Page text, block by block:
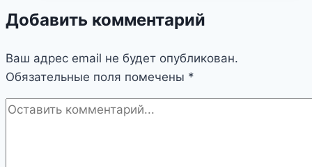
машин:
NOVO
Gen
3,
PFT,
Добавить комментарий
Ваш адрес email не будет опубликован.
Обязательные поля помечены *